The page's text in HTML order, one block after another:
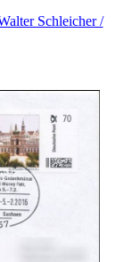
Schleicher /